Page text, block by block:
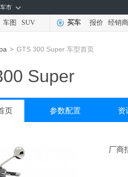
市
车图 SUV 买车 报价 经销商
> GTS 300 Super 车型首页
Super
页 参数配置 资
厂商